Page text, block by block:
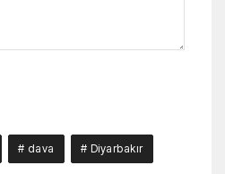
# dava # Diyarbakır